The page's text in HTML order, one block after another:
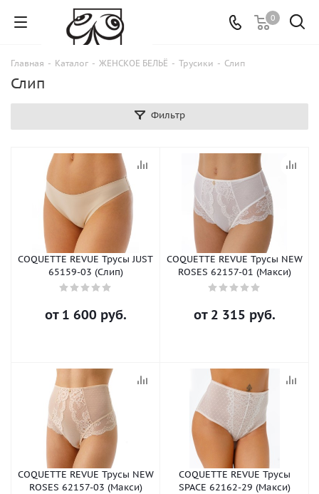
0
Главная - Каталог - ЖЕНСКОЕ БЕЛЬЁ - Трусики - Слип
Слип
Фильтр
COQUETTE REVUE Трусы JUST
65159-03 (Слип)
от 1 600 руб.
COQUETTE REVUE Трусы NEW
ROSES 62157-01 (Макси)
от 2 315 руб.
COQUETTE REVUE Трусы NEW
ROSES 62157-03 (Макси)
COQUETTE REVUE Трусы
SPACE 62162-29 (Макси)